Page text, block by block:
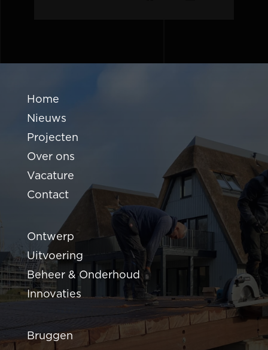
Home
Nieuws
Projecten
Over ons
Vacature
Contact
Ontwerp
Uitvoering
Beheer & Onderhoud
Innovaties
Bruggen